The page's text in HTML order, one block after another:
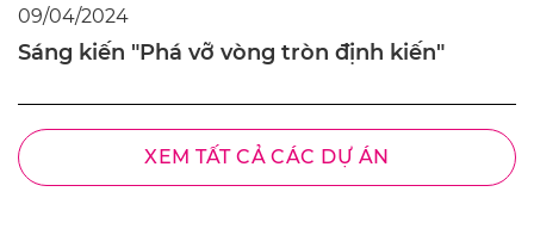
09/04/2024
Sáng kiến "Phá vỡ vòng tròn định kiến"
XEM TẤT CẢ CÁC DỰ ÁN